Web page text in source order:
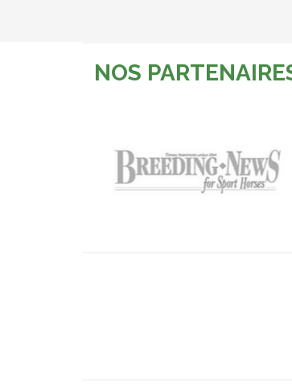
NOS